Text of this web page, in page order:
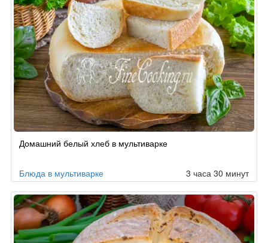
Домашний белый хлеб в мультиварке
Блюда в мультиварке 3 часа 30 минут